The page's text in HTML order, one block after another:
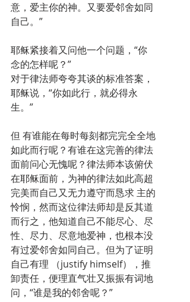
意，爱主你的神。又要爱邻舍如同
自己。”
耶稣紧接着又问他一个问题，“你
念的怎样呢？”
对于律法师夸夸其谈的标准答案，
耶稣说，“你如此行，就必得永
生。”
但 有谁能在每时每刻都完完全全地
如此而行呢？有谁在这完善的律法
面前问心无愧呢？律法师本该俯伏
在耶稣面前，为神的律法如此高超
完美而自己又无力遵守而恳求 主的
怜悯，然而这位律法师却是反其道
而行之，他知道自己不能尽心、尽
性、尽力、尽意地爱神，也根本没
有过爱邻舍如同自己。但为了证明
自己有理 （justify himself），推
卸责任，便理直气壮又振振有词地
问，“谁是我的邻舍呢？”